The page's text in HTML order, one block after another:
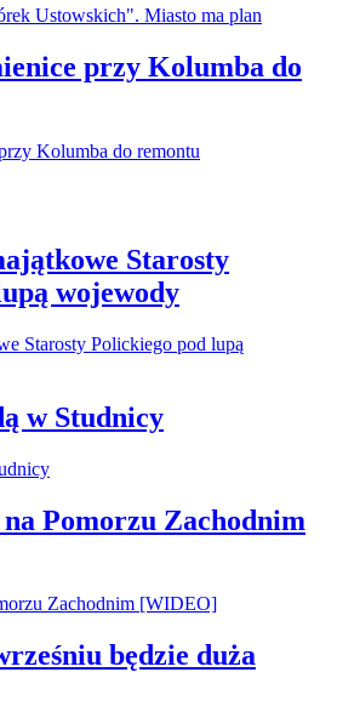
przy Kolumba do
Starosty
wojewody
w Studnicy
Pomorzu Zachodnim
będzie duża